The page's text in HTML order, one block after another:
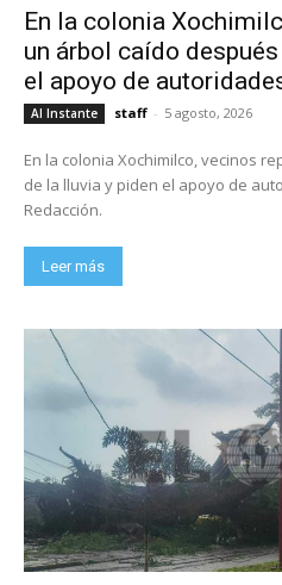
En la colonia
un árbol caído
el apoyo de
Al Instante staff - 5 agosto, 2026
En la colonia Xochimilco, vecinos
de la lluvia y piden el apoyo de
Redacción.
Leer más